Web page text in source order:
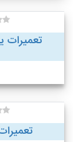
تعمیرات